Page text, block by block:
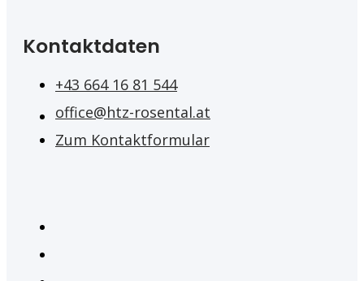
Kontaktdaten
+43 664 16 81 544
office@htz-rosental.at
Zum Kontaktformular